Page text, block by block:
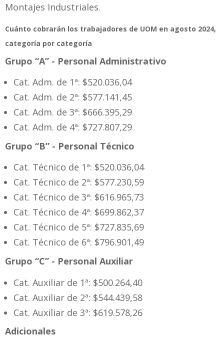
Montajes Industriales.
Cuánto cobrarán los trabajadores de UOM en agosto 2024,
categoría por categoría
Grupo “A” - Personal Administrativo
Cat. Adm. de 1ª: $520.036,04
Cat. Adm. de 2ª: $577.141,45
Cat. Adm. de 3ª: $666.395,29
Cat. Adm. de 4ª: $727.807,29
Grupo “B” - Personal Técnico
Cat. Técnico de 1ª: $520.036,04
Cat. Técnico de 2ª: $577.230,59
Cat. Técnico de 3ª: $616.965,73
Cat. Técnico de 4ª: $699.862,37
Cat. Técnico de 5ª: $727.835,69
Cat. Técnico de 6ª: $796.901,49
Grupo “C” - Personal Auxiliar
Cat. Auxiliar de 1ª: $500.264,40
Cat. Auxiliar de 2ª: $544.439,58
Cat. Auxiliar de 3ª: $619.578,26
Adicionales